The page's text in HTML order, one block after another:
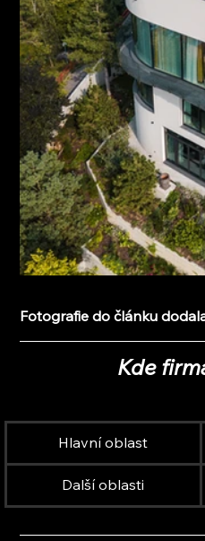
Fotografie do článku
Kde
Hlavní oblast
Další oblasti